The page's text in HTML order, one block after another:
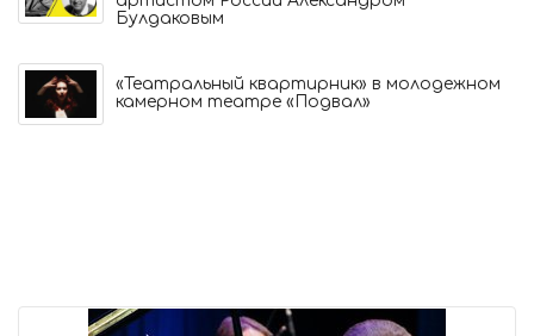
Булдаковым
«Театральный квартирник» в молодежном
камерном театре «Подвал»